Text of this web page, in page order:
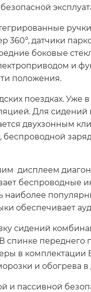
датчики
боковые
и
положения.
поездках. Уже
Для сидений
двухзонным
дисплеем
беспроводные
наиболее
обеспечивает
сидений
переднего
в
и обогрева в
пассивной